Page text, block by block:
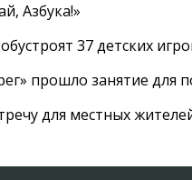
Азбука!»
37 детских
прошло занятие для
для местных